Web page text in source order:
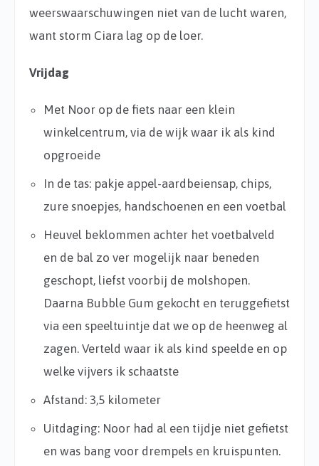
weerswaarschuwingen niet van de lucht waren,
want storm Ciara lag op de loer.
Vrijdag
Met Noor op de fiets naar een klein
winkelcentrum, via de wijk waar ik als kind
opgroeide
In de tas: pakje appel-aardbeiensap, chips,
zure snoepjes, handschoenen en een voetbal
Heuvel beklommen achter het voetbalveld
en de bal zo ver mogelijk naar beneden
geschopt, liefst voorbij de molshopen.
Daarna Bubble Gum gekocht en teruggefietst
via een speeltuintje dat we op de heenweg al
zagen. Verteld waar ik als kind speelde en op
welke vijvers ik schaatste
Afstand: 3,5 kilometer
Uitdaging: Noor had al een tijdje niet gefietst
en was bang voor drempels en kruispunten.